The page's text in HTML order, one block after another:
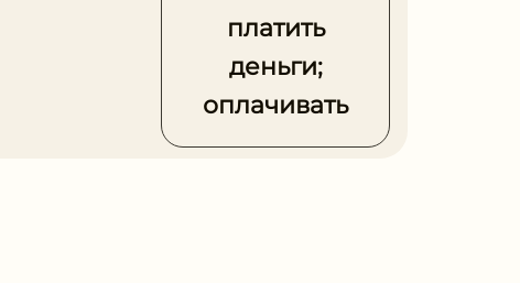
платить
деньги;
оплачивать